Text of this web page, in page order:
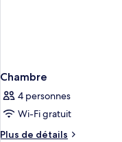
Chambre
4 personnes
Wi-Fi gratuit
Plus de détails
Plus